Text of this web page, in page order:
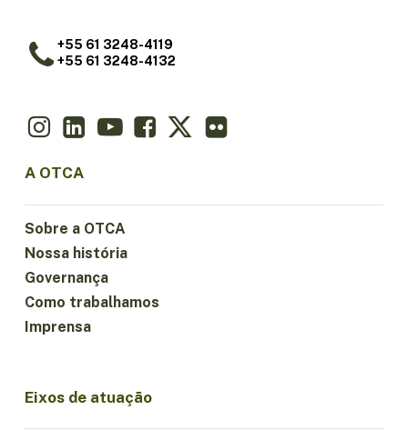
+55 61 3248-4119
+55 61 3248-4132
A OTCA
Sobre a OTCA
Nossa história
Governança
Como trabalhamos
Imprensa
Eixos de atuação